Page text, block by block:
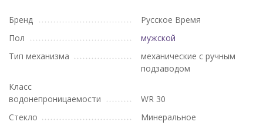
Бренд
Русское Время
Пол
мужской
Тип механизма
механические с ручным
подзаводом
Класс
водонепроницаемости
WR 30
Стекло
Минеральное